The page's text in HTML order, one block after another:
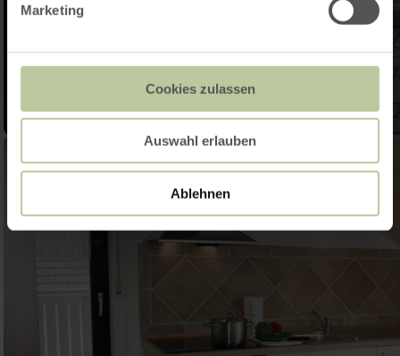
Marketing
Cookies zulassen
Auswahl erlauben
Ablehnen